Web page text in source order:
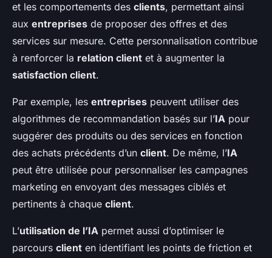
et les comportements des clients, permettant ainsi
aux entreprises de proposer des offres et des
services sur mesure. Cette personnalisation contribue
à renforcer la relation client et à augmenter la
satisfaction client.
Par exemple, les entreprises peuvent utiliser des
algorithmes de recommandation basés sur l’IA pour
suggérer des produits ou des services en fonction
des achats précédents d’un client. De même, l’IA
peut être utilisée pour personnaliser les campagnes
marketing en envoyant des messages ciblés et
pertinents à chaque client.
L’utilisation de l’IA permet aussi d’optimiser le
parcours client en identifiant les points de friction et